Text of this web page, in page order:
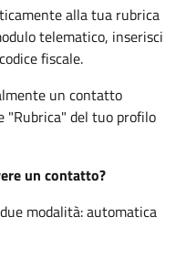
alla tua rubrica
telematico, inserisci
fiscale.
un contatto
"Rubrica" del tuo profilo
un contatto?
modalità: automatica